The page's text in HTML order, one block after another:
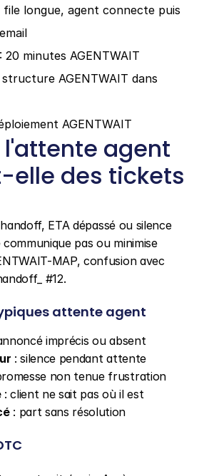
file longue, agent connecte puis
minutes AGENTWAIT
AGENTWAIT dans
AGENTWAIT
l'attente agent
des tickets
ETA dépassé ou silence
pas ou minimise
MAP, confusion avec
#12.
attente agent
imprécis ou absent
: silence pendant attente
non tenue frustration
: client ne sait pas où il est
: part sans résolution